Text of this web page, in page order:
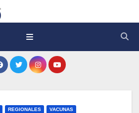
REGIONALES VACUNAS